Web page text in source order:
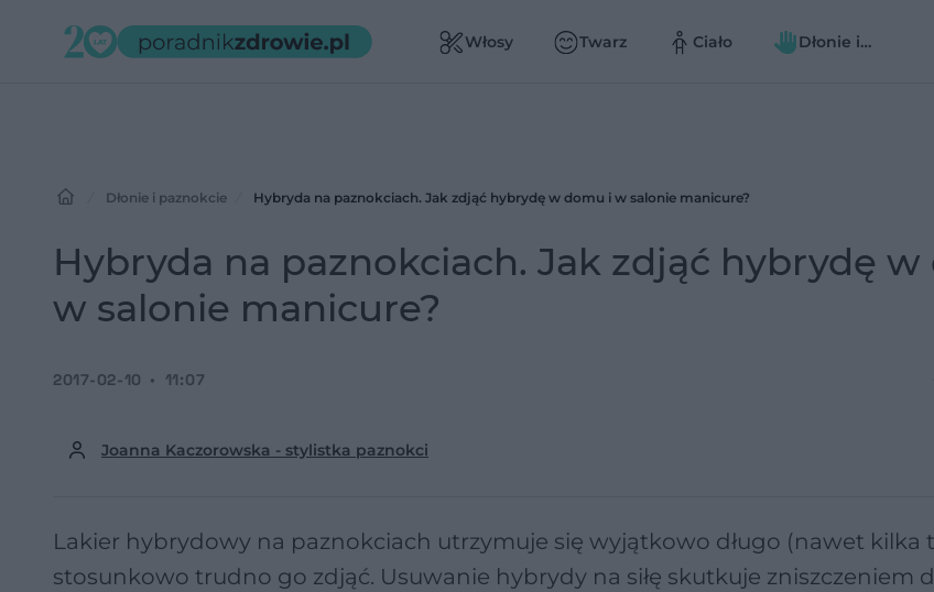
Włosy Twarz Ciało
Dłonie i
Dłonie i paznokcie Hybryda na paznokciach. Jak zdjąć hybrydę w domu i w salonie manicure?
Hybryda na paznokciach. Jak zdjąć hybrydę
w salonie manicure?
Joanna Kaczorowska - stylistka paznokci
2017-02-10 11:07
Lakier hybrydowy na paznokciach utrzymuje się wyjątkowo długo (nawet kilka
stosunkowo trudno go zdjąć. Usuwanie hybrydy na siłę skutkuje zniszczeniem